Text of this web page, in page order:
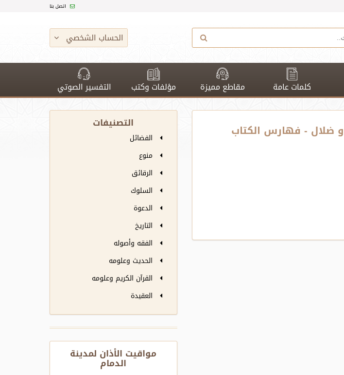
اتصل بنا
الحساب الشخصي
كلمات عامة مقاطع مميزة مؤلفات وكتب التفسير الصوتي
التصنيفات
الفضائل
منوع
الرقائق
السلوك
الدعوة
التاريخ
الفقه وأصوله
الحديث وعلومه
القرآن الكريم وعلومه
العقيدة
مواقيت الأذان لمدينة
الدمام